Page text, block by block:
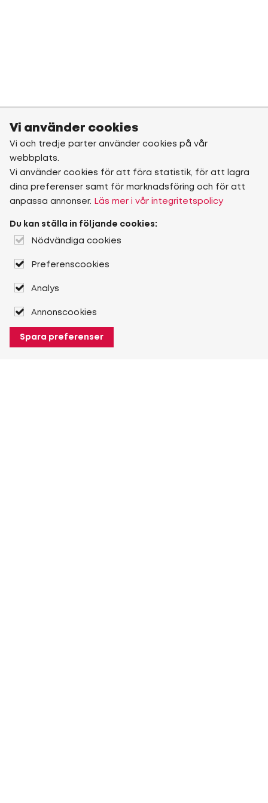
Vi använder cookies
Vi och tredje parter använder cookies på vår
webbplats.
Vi använder cookies för att föra statistik, för att lagra
dina preferenser samt för marknadsföring och för att
anpassa annonser.
Läs mer i vår integritetspolicy
Du kan ställa in följande cookies:
Nödvändiga cookies
Preferenscookies
Analys
Annonscookies
Spara preferenser